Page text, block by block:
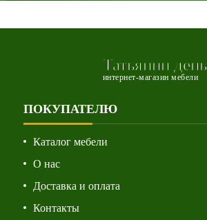
Татьянин день
интернет-магазин мебели
ПОКУПАТЕЛЮ
Каталог мебели
О нас
Доставка и оплата
Контакты